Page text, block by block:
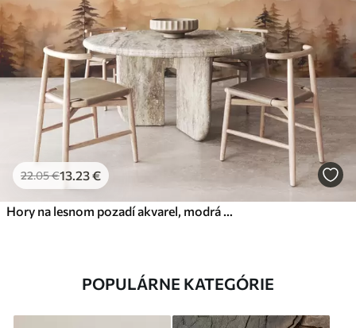
22.05€13 .23€
POPULÁRNE KATEGÓRIE